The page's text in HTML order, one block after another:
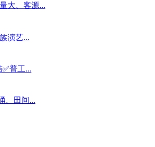
大、客源...
演艺...
普工...
、田间...